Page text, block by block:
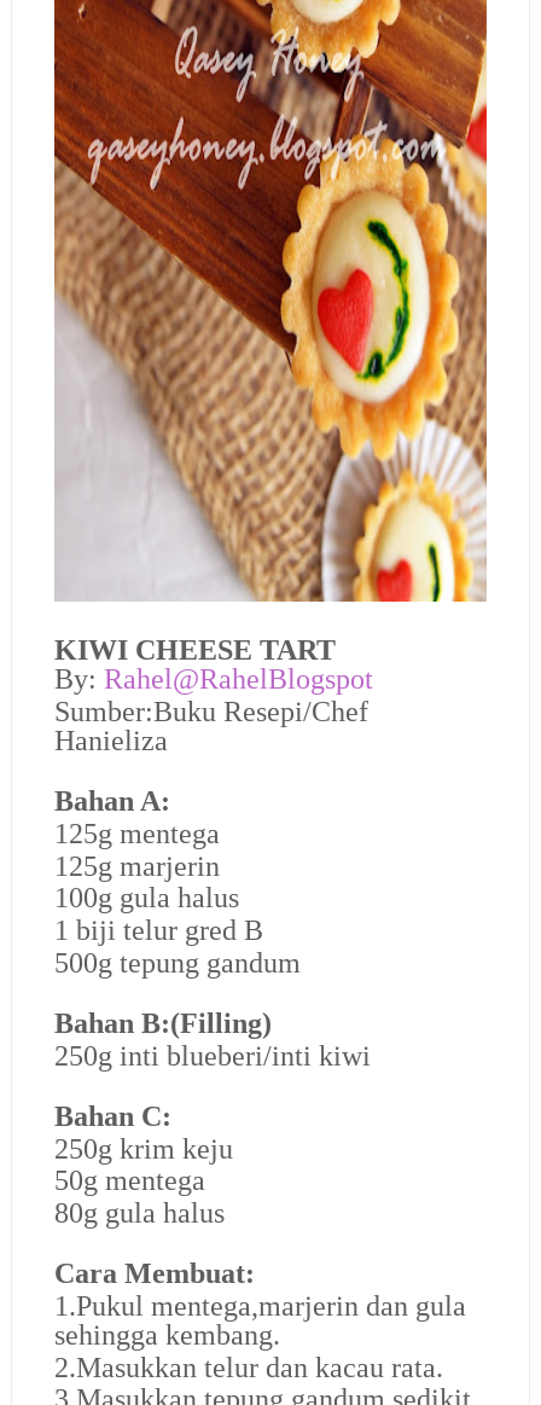
KIWI CHEESE TART
By: Rahel@RahelBlogspot
Sumber:Buku Resepi/Chef
Hanieliza
Bahan A:
125g mentega
125g marjerin
100g gula halus
1 biji telur gred B
500g tepung gandum
Bahan B:(Filling)
250g inti blueberi/inti kiwi
Bahan C:
250g krim keju
50g mentega
80g gula halus
Cara Membuat:
1.Pukul mentega,marjerin dan gula
sehingga kembang.
2.Masukkan telur dan kacau rata.